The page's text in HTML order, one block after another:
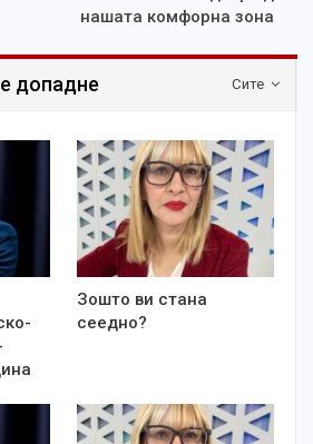
нашата комфорна зона
Сите
допадне
Зошто ви стана
сеедно?